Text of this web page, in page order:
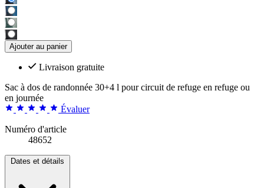
Ajouter au panier
Livraison gratuite
Sac à dos de randonnée 30+4 l pour circuit de refuge en refuge ou
en journée
Évaluer
Numéro d'article
48652
Dates et détails